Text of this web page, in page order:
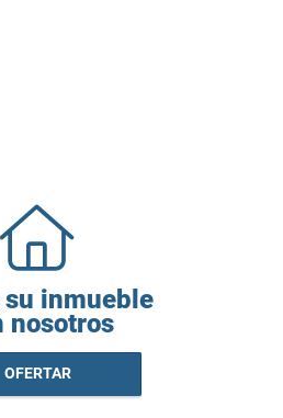
inmueble
nosotros
OFERTAR